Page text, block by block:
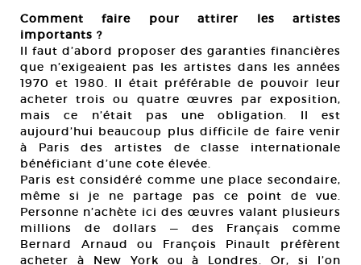
Comment faire pour attirer les artistes
importants ?
Il faut d’abord proposer des garanties financières
que n’exigeaient pas les artistes dans les années
1970 et 1980. Il était préférable de pouvoir leur
acheter trois ou quatre œuvres par exposition,
mais ce n’était pas une obligation. Il est
aujourd’hui beaucoup plus difficile de faire venir
à Paris des artistes de classe internationale
bénéficiant d’une cote élevée.
Paris est considéré comme une place secondaire,
même si je ne partage pas ce point de vue.
Personne n’achète ici des œuvres valant plusieurs
millions de dollars — des Français comme
Bernard Arnaud ou François Pinault préfèrent
acheter à New York ou à Londres. Or, si l’on